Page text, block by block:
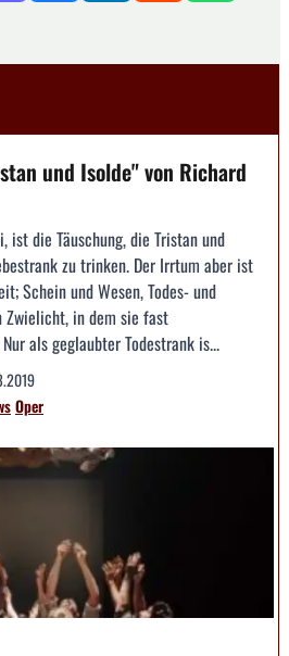
und Isolde" von Richard
ist die Täuschung, die Tristan und
zu trinken. Der Irrtum aber ist
Schein und Wesen, Todes- und
Zwielicht, in dem sie fast
als geglaubter Todestrank is...
Oper